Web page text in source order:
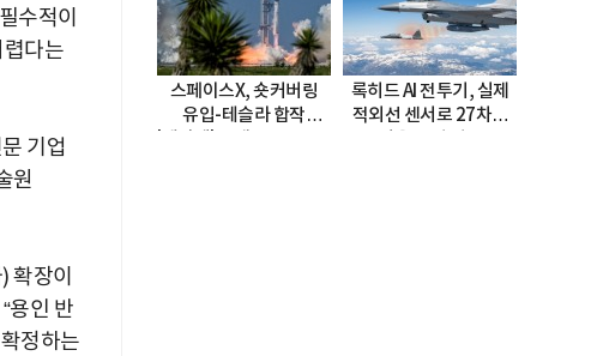
수적이
렵다는
기업
원
확장이
용인 반
정하는
스페이스X, 숏커버링
유입-테슬라 합작
록히드 AI 전투기, 실제
적외선 센서로 27차례